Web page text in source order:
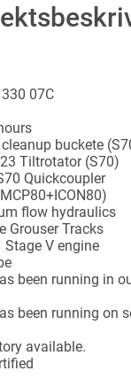
07C
buckete
Tiltrotator (S70)
Quickcoupler
flow hydraulics
Grouser Tracks
Stage V engine
been running in
been running on
available.